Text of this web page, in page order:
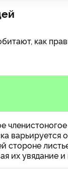
как
варьируется
стороне
их увядание